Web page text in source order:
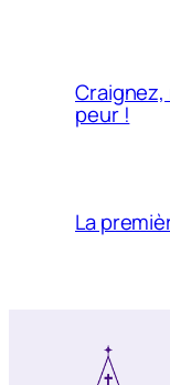
Craignez,
peur !
La